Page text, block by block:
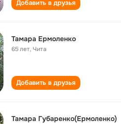
Добавить в друзья
Тамара Ермоленко
65 лет,Чита
Добавить в друзья
Тамара Губаренко(Ермоленко)